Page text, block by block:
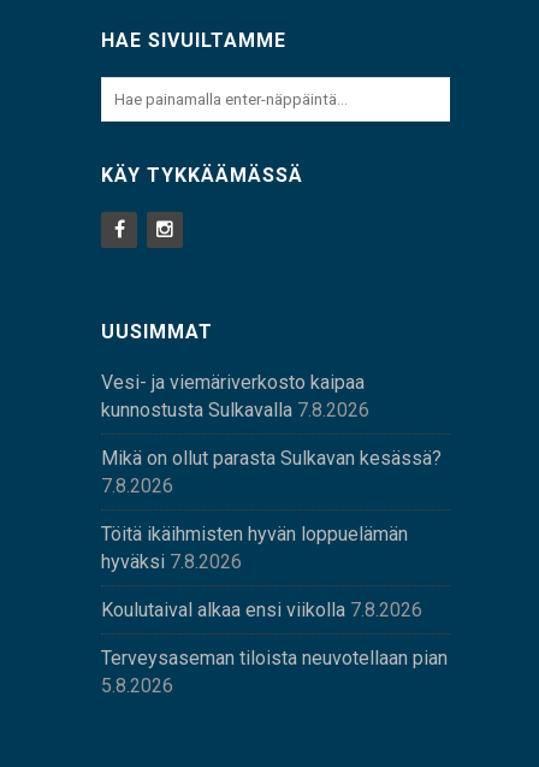
HAE SIVUILTAMME
KÄY TYKKÄÄMÄSSÄ
UUSIMMAT
Vesi- ja viemäriverkosto kaipaa
kunnostusta Sulkavalla 7.8.2026
Mikä on ollut parasta Sulkavan kesässä?
7.8.2026
Töitä ikäihmisten hyvän loppuelämän
hyväksi 7.8.2026
Koulutaival alkaa ensi viikolla 7.8.2026
Terveysaseman tiloista neuvotellaan pian
5.8.2026